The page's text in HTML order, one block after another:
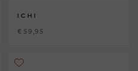
ICHI
€ 59,95